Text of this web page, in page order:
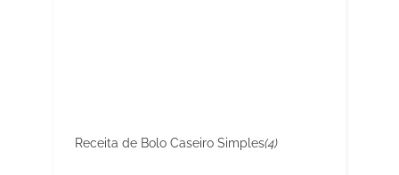
Receita de Bolo Caseiro Simples(4)